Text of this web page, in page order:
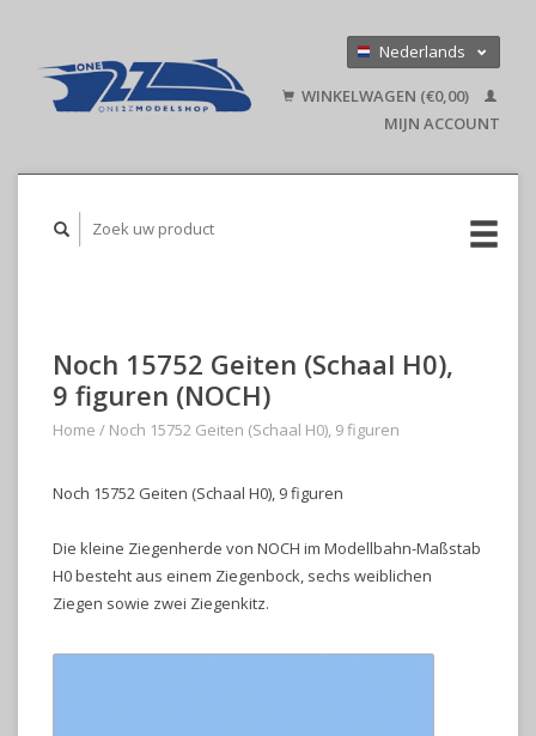
Nederlands
English
WINKELWAGEN (€0,00)
MIJN ACCOUNT
Noch 15752 Geiten (Schaal H0),
9 figuren (NOCH)
Home / Noch 15752 Geiten (Schaal H0), 9 figuren
Noch 15752 Geiten (Schaal H0), 9 figuren
Die kleine Ziegenherde von NOCH im Modellbahn-Maßstab
H0 besteht aus einem Ziegenbock, sechs weiblichen
Ziegen sowie zwei Ziegenkitz.